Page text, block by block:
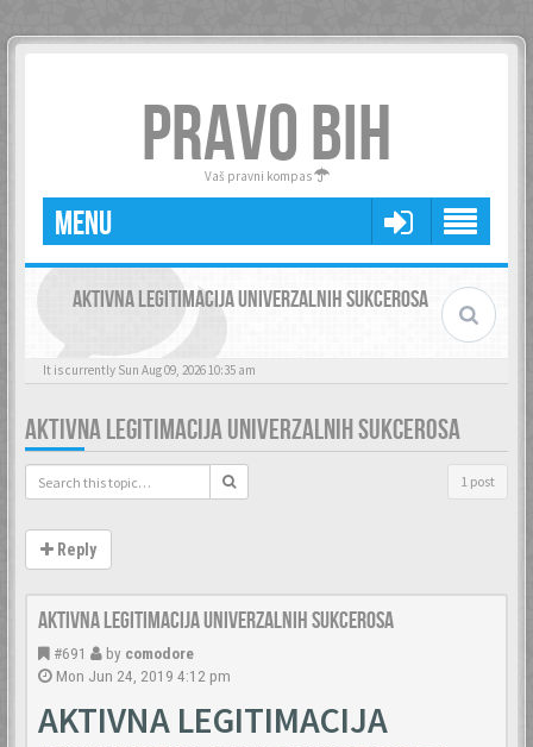
PRAVO BIH
Vaš pravni kompas
MENU
AKTIVNA LEGITIMACIJA UNIVERZALNIH SUKCEROSA
It is currently Sun Aug 09, 2026 10:35 am
AKTIVNA LEGITIMACIJA UNIVERZALNIH SUKCEROSA
1 post
Reply
Aktivna legitimacija univerzalnih sukcerosa
#691 by comodore
Mon Jun 24, 2019 4:12 pm
AKTIVNA LEGITIMACIJA